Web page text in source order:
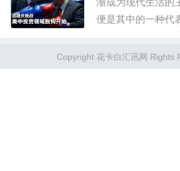
渐成为现代生活的
便是其中的一种代
的分期付款选项，
食、旅行等多种服
Copyright 花卡白汇讯网 Rights